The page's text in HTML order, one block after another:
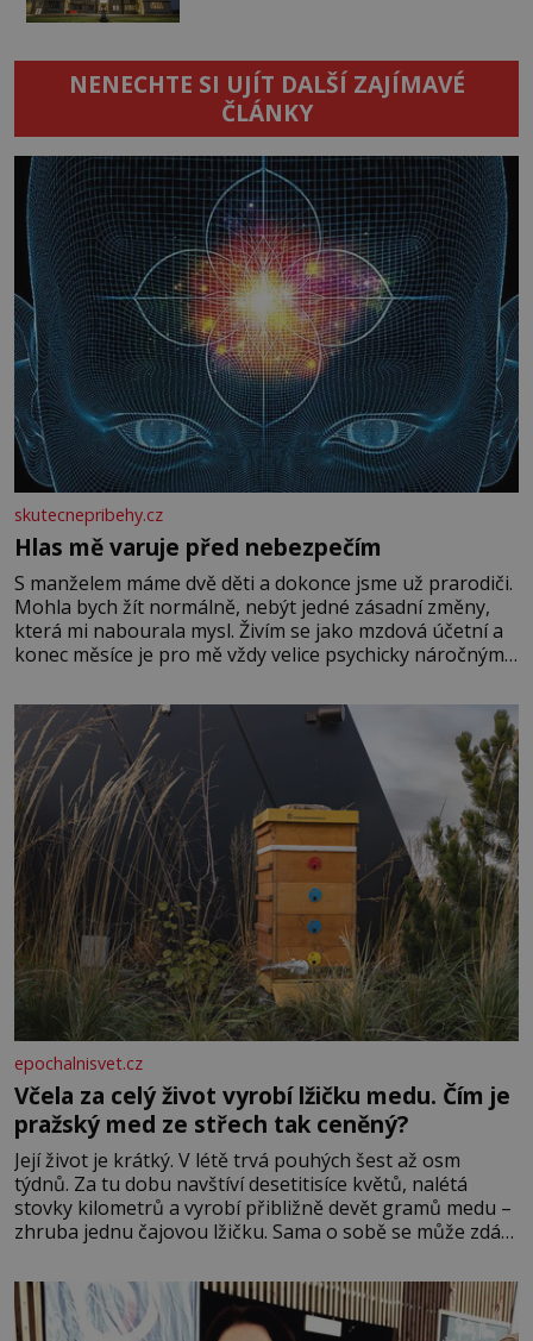
NENECHTE SI UJÍT DALŠÍ ZAJÍMAVÉ
ČLÁNKY
skutecnepribehy.cz
Hlas mě varuje před nebezpečím
S manželem máme dvě děti a dokonce jsme už prarodiči.
Mohla bych žít normálně, nebýt jedné zásadní změny,
která mi nabourala mysl. Živím se jako mzdová účetní a
konec měsíce je pro mě vždy velice psychicky náročným
dál častěji volá o pomoc, co se hlídání týče. Dalo by se
epochalnisvet.cz
Včela za celý život vyrobí lžičku medu. Čím je
pražský med ze střech tak ceněný?
Její život je krátký. V létě trvá pouhých šest až osm
týdnů. Za tu dobu navštíví desetitisíce květů, nalétá
stovky kilometrů a vyrobí přibližně devět gramů medu –
zhruba jednu čajovou lžičku. Sama o sobě se může zdát
tisíc příslušnic svého včelstva, vznikne jeden z
nejdokonalejších organismů